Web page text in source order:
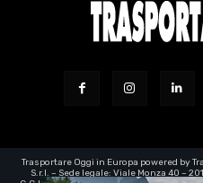
Trasportare Oggi in Europa powered by
S.r.l. – Sede legale: Viale Monza 40 –